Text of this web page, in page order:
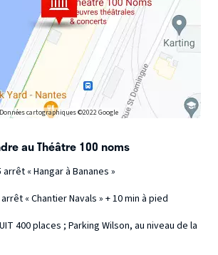
Données cartographiques ©2022 Google
au Théâtre 100 noms
« Hangar à Bananes »
« Chantier Navals » + 10 min à pied
400 places ; Parking Wilson, au niveau de la